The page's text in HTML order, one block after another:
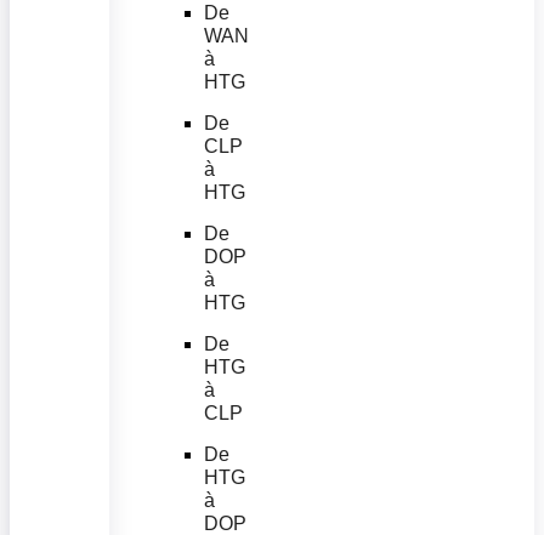
De
WAN
à
HTG
De
CLP
à
HTG
De
DOP
à
HTG
De
HTG
à
CLP
De
HTG
à
DOP